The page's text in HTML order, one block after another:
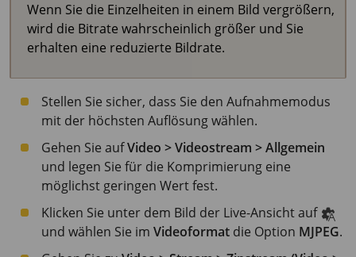
Wenn Sie die Einzelheiten in einem Bild vergrößern,
wird die Bitrate wahrscheinlich größer und Sie
erhalten eine reduzierte Bildrate.
Stellen Sie sicher, dass Sie den Aufnahmemodus
mit der höchsten Auflösung wählen.
Gehen Sie aufVideo > Videostream > Allgemein
und legen Sie für die Komprimierung eine
möglichst geringen Wert fest.
Klicken Sie unter dem Bild der Live-Ansicht auf
und wählen Sie im Videoformat die Option MJPEG.